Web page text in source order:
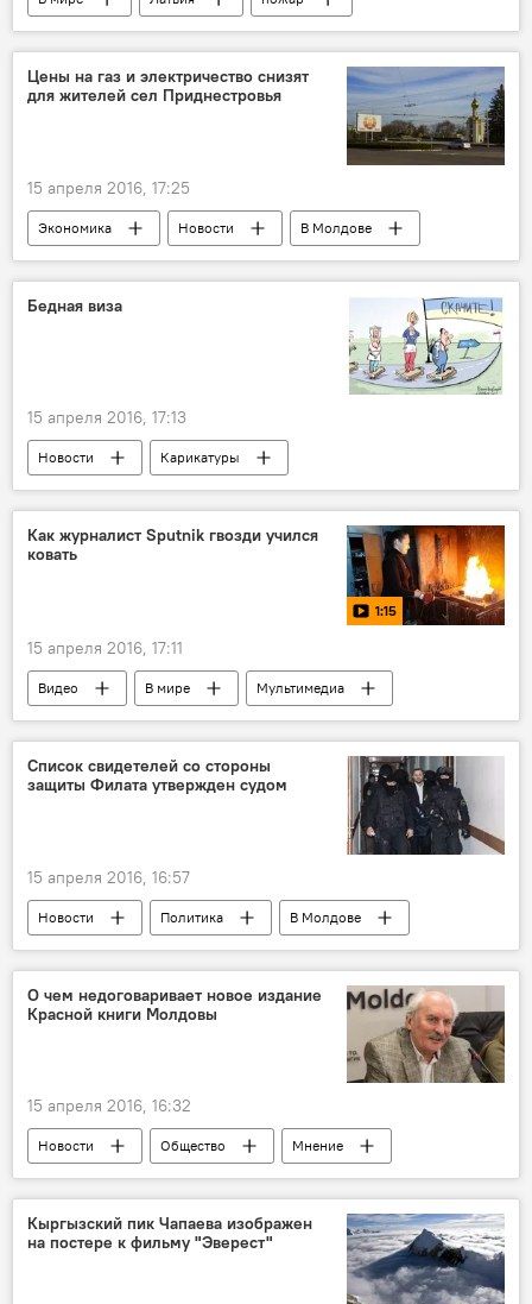
Цены на газ и электричество снизят
для жителей сел Приднестровья
15 апреля 2016, 17:25
Экономика Новости
В Молдове
Приднестровье
Республика Молдова
стоимость
села
Бедная виза
15 апреля 2016, 17:13
Новости
Карикатуры
Мультимедиа
Как журналист Sputnik гвозди учился
ковать
1:15
15 апреля 2016, 17:11
Видео В мире
Мультимедиа
Общество
Список свидетелей со стороны
защиты Филата утвержден судом
15 апреля 2016, 16:57
Новости Политика
В Молдове
Республика Молдова
Владимир Филат
свидетели
О чем недоговаривает новое издание
Красной книги Молдовы
15 апреля 2016, 16:32
Новости Общество
Мнение
В Молдове
Республика Молдова
Илья Тромбицкий
экология
Красная книга
редкие виды
Кыргызский пик Чапаева изображен
на постере к фильму "Эверест"